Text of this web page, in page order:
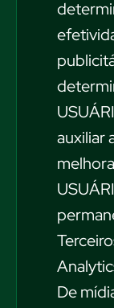
auxiliar
De